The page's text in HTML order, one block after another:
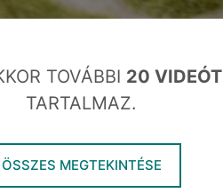
TOVÁBBI 20 VIDEÓT
TARTALMAZ.
ÖSSZES MEGTEKINTÉSE